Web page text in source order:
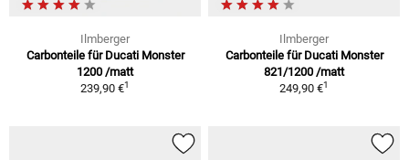
Ilmberger
Carbonteile für Ducati Monster
1200 /matt
239,90 €1
Ilmberger
Carbonteile für Ducati Monster
821/1200 /matt
249,90 €1